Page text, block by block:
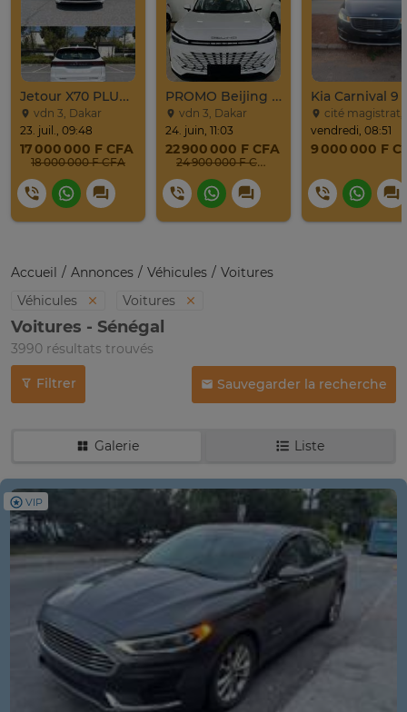
Jetour X70 PLUS 2024
vdn 3, Dakar
23. juil., 09:48
17 000 000 F CFA
18 000 000 F CFA
PROMO Beijing X7 / 2025
vdn 3, Dakar
24. juin, 11:03
22 900 000 F CFA
24 900 000 F CFA
cité magistrat,
vendredi, 08:51
9 000 000 F
Accueil Annonces Véhicules
Voitures
Véhicules
Voitures
Voitures - Sénégal
3990 résultats trouvés
Filtrer Sauvegarder la recherche
Galerie Liste
VIP